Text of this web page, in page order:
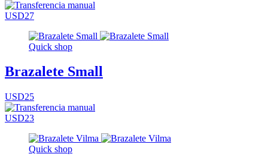
USD27
Quick shop
Brazalete Small
USD25
USD23
Quick shop